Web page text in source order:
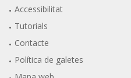
Accessibilitat
Tutorials
Contacte
Política de galetes